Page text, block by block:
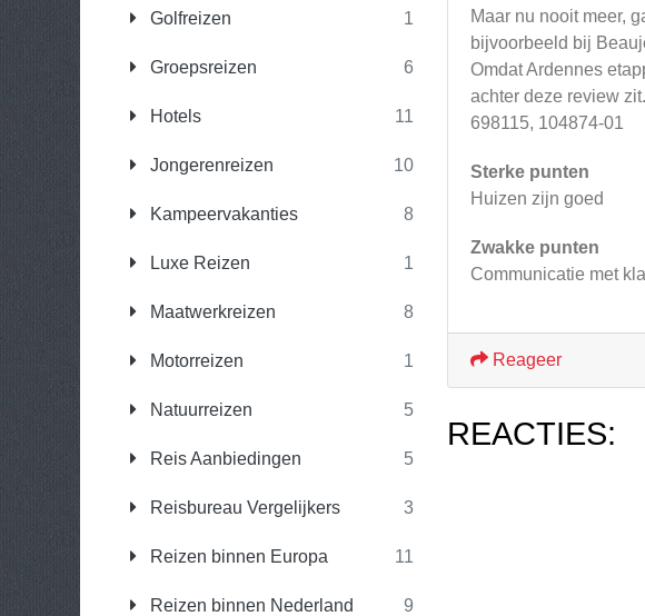
Golfreizen 1
Groepsreizen 6
Hotels 11
Jongerenreizen 10
Kampeervakanties 8
Luxe Reizen 1
Maatwerkreizen 8
Motorreizen 1
Natuurreizen 5
Reis Aanbiedingen 5
Reisbureau Vergelijkers 3
Reizen binnen Europa 11
Reizen binnen Nederland 9
Maar nu nooit meer,
bijvoorbeeld bij
Omdat Ardennes
achter deze review zit.
698115, 104874-01
Sterke punten
Huizen zijn goed
Zwakke punten
Communicatie met
Reageer
REACTIES: